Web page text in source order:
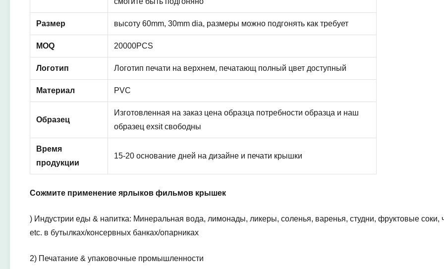
Размер высоту 60mm, 30mm dia, размеры можно подгонять как требует
MOQ 20000PCS
Логотип Логотип печати на верхнем, печатающ полный цвет доступный
Материал PVC
Образец
Изготовленная на заказ цена образца потребности образца и наш
образец exsit свободны
Время
продукции
15-20 основание дней на дизайне и печати крышки
Сожмите применение ярлыков фильмов крышек
) Индустрии еды & напитка: Минеральная вода, лимонады, ликеры, соленья, варенья, студни, фруктовые
etc. в бутылках/консервных банках/опарниках
2) Печатание & упаковочные промышленности